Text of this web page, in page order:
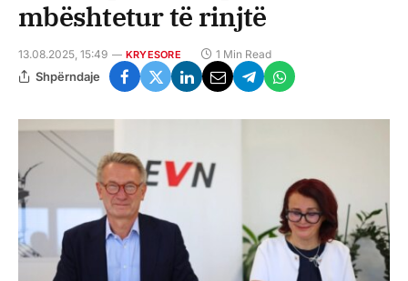
mbështetur të rinjtë
13.08.2025, 15:49 KRYESORE 1 Min Read
Shpërndaje